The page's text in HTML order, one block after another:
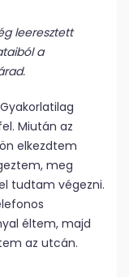
leeresztett
a
Miután az
elkezdtem
meg
tudtam végezni.
éltem, majd
az utcán.